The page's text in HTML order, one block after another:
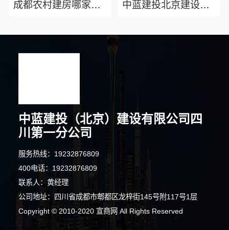
成都农村建房哪家靠谱选中蓝建投北京建设有限公司四川 中蓝建投北京建设有限公司四川：专业农村建房婚房布置
中蓝建投（北京）建设有限公司四
川第一分公司
服务热线：19232876809
400电话：19232876809
联系人：黄经理
公司地址：四川省成都市郫都区龙梓街145号附117号1层
Copyright © 2010-2020 宣商网 All Rights Reserved
5分钟前 刘女士 正在咨询